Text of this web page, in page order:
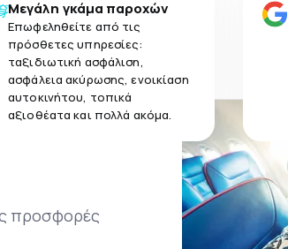
Μεγάλη γκάμα παροχών
Επωφεληθείτε από τις
πρόσθετες υπηρεσίες:
ταξιδιωτική ασφάλιση,
ασφάλεια ακύρωσης, ενοικίαση
αυτοκινήτου, τοπικά
αξιοθέατα και πολλά ακόμα.
προσφορές